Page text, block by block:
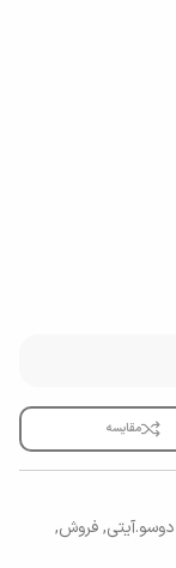
مقایسه
دوسو.آیتی,فروش,